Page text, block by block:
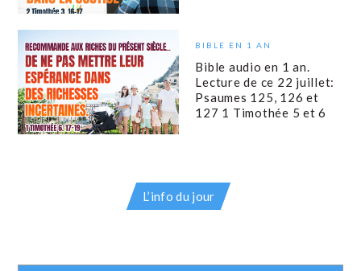
BIBLE EN 1 AN
Bible audio en 1 an.
Lecture de ce 22 juillet:
Psaumes 125, 126 et
127 1 Timothée 5 et 6
L’info du jour